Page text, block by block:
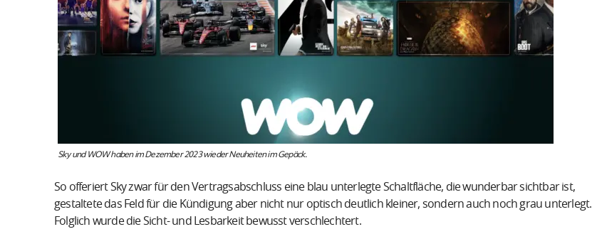
Sky und WOW haben im Dezember 2023 wieder Neuheiten im Gepäck.
So offeriert Sky zwar für den Vertragsabschluss eine blau unterlegte Schaltfläche, die wunderbar sichtbar ist,
gestaltete das Feld für die Kündigung aber nicht nur optisch deutlich kleiner, sondern auch noch grau unterlegt.
Folglich wurde die Sicht- und Lesbarkeit bewusst verschlechtert.